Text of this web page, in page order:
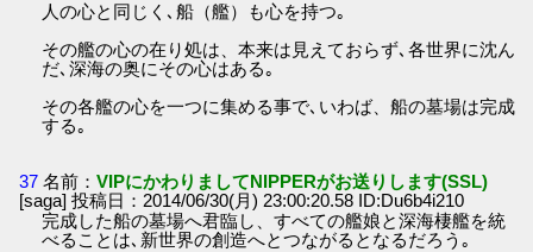
人の心と同じく､船（艦）も心を持つ｡
その艦の心の在り処は、本来は見えておらず､各世界に沈ん
だ､深海の奥にその心はある｡
その各艦の心を一つに集める事で､いわば、船の墓場は完成
する｡
37 名前：VIPにかわりましてNIPPERがお送りします(SSL)
[saga] 投稿日：2014/06/30(月) 23:00:20.58 ID:Du6b4i210
完成した船の墓場へ君臨し、すべての艦娘と深海棲艦を統
べることは､新世界の創造へとつながるとなるだろう｡